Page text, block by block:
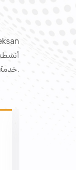
خدمة متميزة لعملائها.